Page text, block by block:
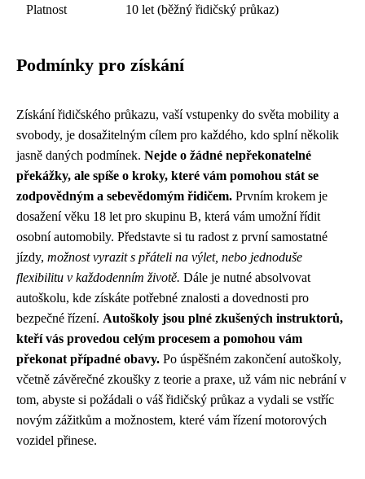
Platnost 10 let (běžný řidičský průkaz)
Podmínky pro získání
Získání řidičského průkazu, vaší vstupenky do světa mobility a
svobody, je dosažitelným cílem pro každého, kdo splní několik
jasně daných podmínek. Nejde o žádné nepřekonatelné
překážky, ale spíše o kroky, které vám pomohou stát se
zodpovědným a sebevědomým řidičem. Prvním krokem je
dosažení věku 18 let pro skupinu B, která vám umožní řídit
osobní automobily. Představte si tu radost z první samostatné
jízdy, možnost vyrazit s přáteli na výlet, nebo jednoduše
flexibilitu v každodenním životě. Dále je nutné absolvovat
autoškolu, kde získáte potřebné znalosti a dovednosti pro
bezpečné řízení. Autoškoly jsou plné zkušených instruktorů,
kteří vás provedou celým procesem a pomohou vám
překonat případné obavy. Po úspěšném zakončení autoškoly,
včetně závěrečné zkoušky z teorie a praxe, už vám nic nebrání v
tom, abyste si požádali o váš řidičský průkaz a vydali se vstříc
novým zážitkům a možnostem, které vám řízení motorových
vozidel přinese.